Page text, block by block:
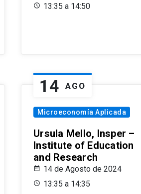
13:35 a 14:50
14 AGO
Microeconomía Aplicada
Ursula Mello, Insper –
Institute of Education
and Research
14 de Agosto de 2024
13:35 a 14:35